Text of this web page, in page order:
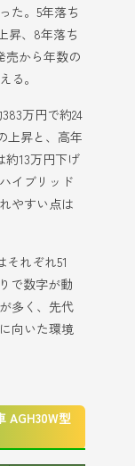
た。5年落ち
昇、8年落ち
売から年数の
る。
万円で約24
上昇と、高年
13万円下げ
イブリッド
やすい点は
それぞれ51
で数字が動
多く、先代
向いた環境
AGH30W型